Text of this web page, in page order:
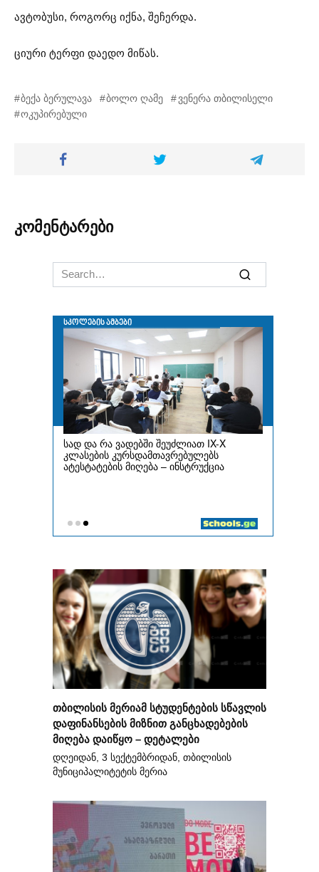
ავტობუსი, როგორც იქნა, შეჩერდა.
ციური ტერფი დაედო მიწას.
ბექა ბერულავა ბოლო ღამე
ვენერა თბილისელი
ოკუპირებული
კომენტარები
Search
for:
თბილისის მერიამ სტუდენტების სწავლის
დაფინანსების მიზნით განცხადებების
მიღება დაიწყო – დეტალები
დღეიდან, 3 სექტემბრიდან, თბილისის
მუნიციპალიტეტის მერია